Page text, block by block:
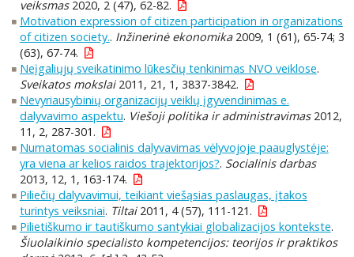
veiksmas2020, 2 (47), 62-82.
Motivation expression of citizen participation in organizations
of citizen society.. Inžinerinė ekonomika2009, 1 (61), 65-74; 3
(63), 67-74.
Neįgaliųjų sveikatinimo lūkesčių tenkinimas NVO veiklose.
Sveikatos mokslai2011, 21, 1, 3837-3842.
Nevyriausybinių organizacijų veiklų įgyvendinimas e.
dalyvavimo aspektu. Viešoji politika ir administravimas2012,
11, 2, 287-301.
Numatomas socialinis dalyvavimas vėlyvojoje paauglystėje:
yra viena ar kelios raidos trajektorijos?. Socialinis darbas
2013, 12, 1, 163-174.
Piliečių dalyvavimui, teikiant viešąsias paslaugas, įtakos
turintys veiksniai. Tiltai2011, 4 (57), 111-121.
Pilietiškumo ir tautiškumo santykiai globalizacijos kontekste.
Šiuolaikinio specialisto kompetencijos: teorijos ir praktikos